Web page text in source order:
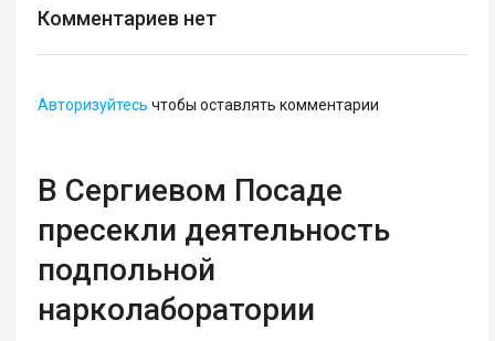
Комментариев нет
Авторизуйтесь чтобы оставлять комментарии
В Сергиевом Посаде
пресекли деятельность
подпольной
нарколаборатории